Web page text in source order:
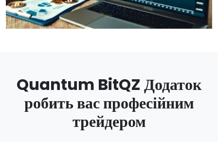
Quantum BitQZ Додаток
робить вас професійним
трейдером